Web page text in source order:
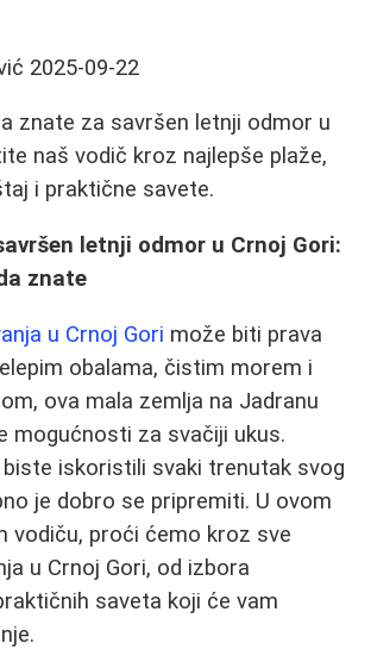
2025-09-22
znate za savršen letnji odmor u
naš vodič kroz najlepše plaže,
i praktične savete.
letnji odmor u Crnoj Gori:
znate
u Crnoj Gori može biti prava
obalama, čistim morem i
ova mala zemlja na Jadranu
mogućnosti za svačiji ukus.
iskoristili svaki trenutak svog
je dobro se pripremiti. U ovom
vodiču, proći ćemo kroz sve
u Crnoj Gori, od izbora
saveta koji će vam